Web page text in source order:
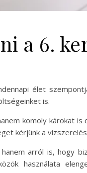
a 6.
élet
is.
komoly károkat is
kérjünk a
arról is, hogy
használata